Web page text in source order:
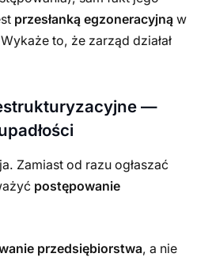
przesłanką egzoneracyjną w
to, że zarząd działał
—
Zamiast od razu ogłaszać
postępowanie
przedsiębiorstwa, a nie